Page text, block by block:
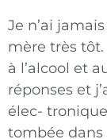
Je n’ai
mère très
à l’alcool et
réponses et
élec-
tombée dans